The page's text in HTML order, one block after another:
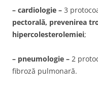
– cardiologie – 3
pectorală, prevenirea
hipercolesterolemiei;
– pneumologie – 2
fibroză pulmonară.